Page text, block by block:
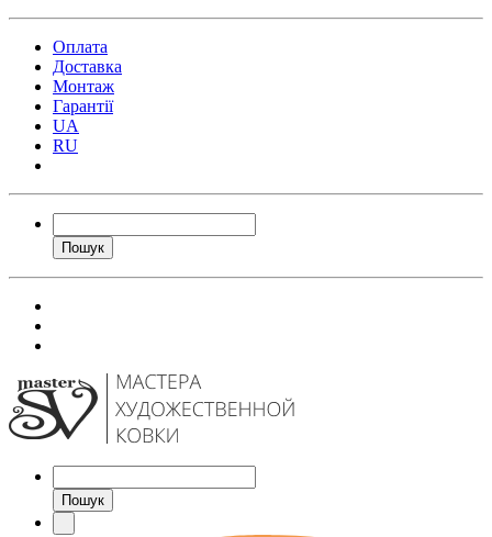
Оплата
Доставка
Монтаж
Гарантії
UA
RU
Пошук
Пошук